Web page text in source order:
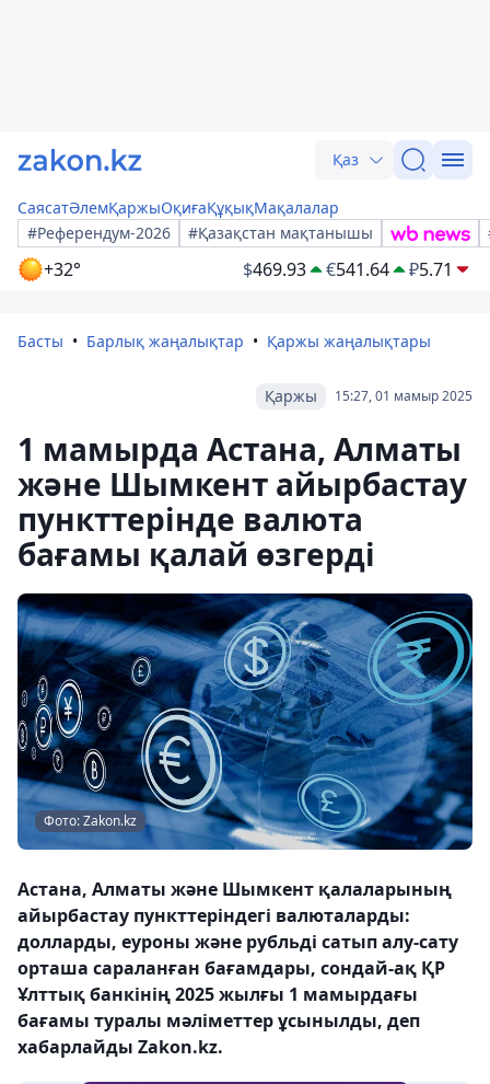
Қаз
СаясатӘлемҚаржыОқиғаҚұқықМақалалар
#Референдум-2026
#Қазақстан мақтанышы
+32° $469.93 €541.64 ₽5.71
Басты Барлық жаңалықтар Қаржы жаңалықтары
15:27, 01 мамыр 2025
Қаржы
1 мамырда Астана, Алматы
және Шымкент айырбастау
пункттерінде валюта
бағамы қалай өзгерді
Фото: Zakon.kz
Астана, Алматы және Шымкент қалаларының
айырбастау пункттеріндегі валюталарды:
долларды, еуроны және рубльді сатып алу-сату
орташа сараланған бағамдары, сондай-ақ ҚР
Ұлттық банкінің 2025 жылғы 1 мамырдағы
бағамы туралы мәліметтер ұсынылды, деп
хабарлайды Zakon.kz.